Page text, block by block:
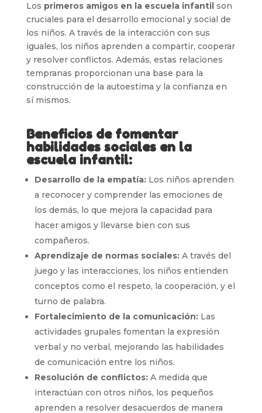
Los primeros amigos en la escuela infantilson
cruciales para el desarrollo emocional y social de
los niños. A través de la interacción con sus
iguales, los niños aprenden a compartir, cooperar
y resolver conflictos. Además, estas relaciones
tempranas proporcionan una base para la
construcción de la autoestima y la confianza en
sí mismos.
Beneficios de fomentar
habilidades sociales en la
escuela infantil:
Desarrollo de la empatía:Los niños aprenden
a reconocer y comprender las emociones de
los demás, lo que mejora la capacidad para
hacer amigos y llevarse bien con sus
compañeros.
Aprendizaje de normas sociales:A través del
juego y las interacciones, los niños entienden
conceptos como el respeto, la cooperación, y el
turno de palabra.
Fortalecimiento de la comunicación:Las
actividades grupales fomentan la expresión
verbal y no verbal, mejorando las habilidades
de comunicación entre los niños.
Resolución de conflictos:A medida que
interactúan con otros niños, los pequeños
aprenden a resolver desacuerdos de manera